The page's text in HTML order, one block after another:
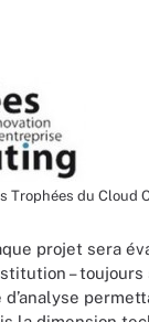
Trophées du Cloud
projet sera
– toujours